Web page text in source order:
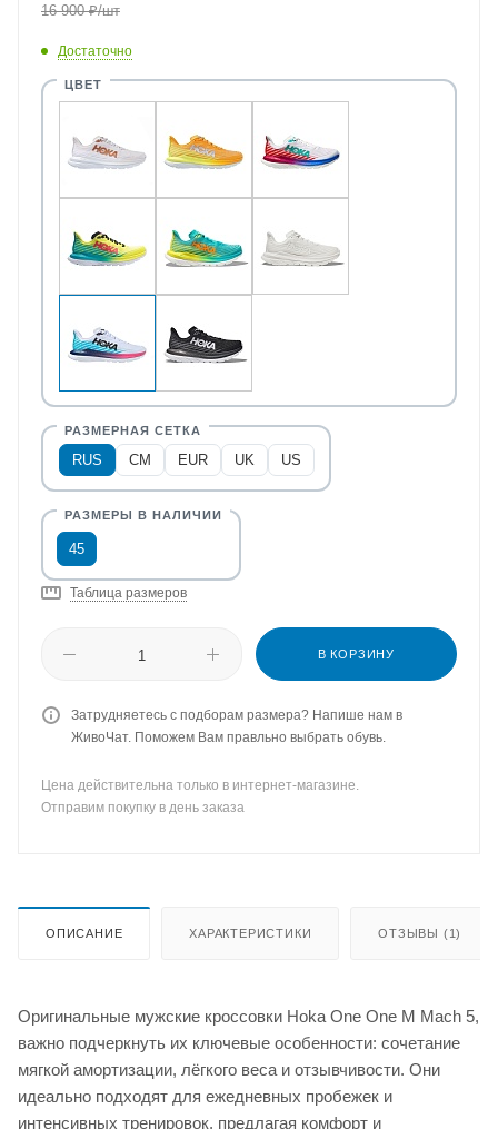
16 900₽/шт
Достаточно
RUS CM EUR UK US
45
Таблица размеров
В КОРЗИНУ
Затрудняетесь с подборам размера? Напише нам в
ЖивоЧат. Поможем Вам правльно выбрать обувь.
Цена действительна только в интернет-магазине.
Отправим покупку в день заказа
ОПИСАНИЕ ХАРАКТЕРИСТИКИ ОТЗЫВЫ (1)
Оригинальные мужские кроссовки Hoka One One M Mach 5,
важно подчеркнуть их ключевые особенности: сочетание
мягкой амортизации, лёгкого веса и отзывчивости. Они
идеально подходят для ежедневных пробежек и
интенсивных тренировок, предлагая комфорт и